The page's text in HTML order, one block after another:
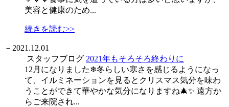
美容と健康のため...
続きを読む>>
－ 2021.12.01
スタッフブログ 2021年もそろそろ終わりに
12月になりました❄冬らしい寒さを感じるようになっ
て、イルミネーションを見るとクリスマス気分を味わ
うことができて華やかな気分になりますね🎄✨ 遠方か
らご来院され...